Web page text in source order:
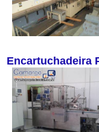
Encartuchadeira